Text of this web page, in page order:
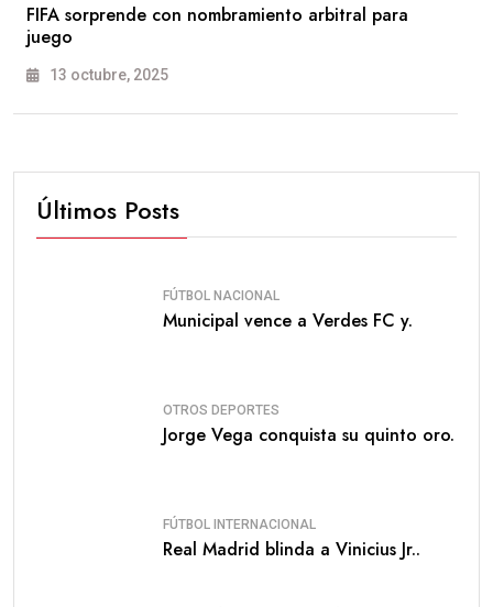
FIFA sorprende con nombramiento arbitral para
juego
13 octubre, 2025
Últimos Posts
FÚTBOL NACIONAL
Municipal vence a Verdes FC y.
OTROS DEPORTES
Jorge Vega conquista su quinto oro.
FÚTBOL INTERNACIONAL
Real Madrid blinda a Vinicius Jr..